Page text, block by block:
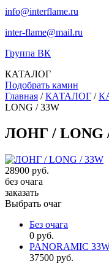
info@interflame.ru
inter-flame@mail.ru
Группа ВК
КАТАЛОГ
Подобрать камин
Главная / КАТАЛОГ /
LONG / 33W
ЛОНГ / LONG
28900 руб.
без очага
заказать
Выбрать очаг
Без очага
0 руб.
PANORAMIC
37500 руб.